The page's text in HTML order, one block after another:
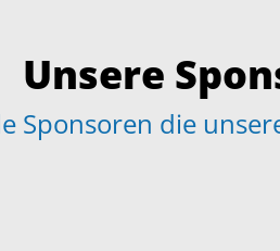
Unsere
Sponsoren die